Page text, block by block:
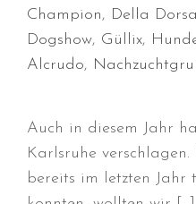
Champion, Della
Dogshow, Güllix,
Alcrudo,
Auch in diesem Jahr
Karlsruhe
bereits im letzten Jahr